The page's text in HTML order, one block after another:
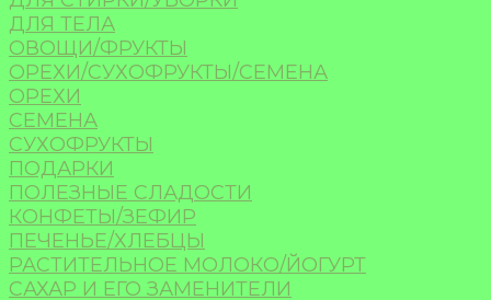
ДЛЯ ТЕЛА
ОВОЩИ/ФРУКТЫ
ОРЕХИ/СУХОФРУКТЫ/СЕМЕНА
ОРЕХИ
СЕМЕНА
СУХОФРУКТЫ
ПОДАРКИ
ПОЛЕЗНЫЕ СЛАДОСТИ
КОНФЕТЫ/ЗЕФИР
ПЕЧЕНЬЕ/ХЛЕБЦЫ
РАСТИТЕЛЬНОЕ МОЛОКО/ЙОГУРТ
САХАР И ЕГО ЗАМЕНИТЕЛИ